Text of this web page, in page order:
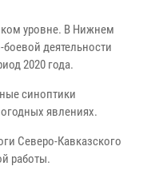
уровне. В Нижнем
деятельности
2020 года.
синоптики
явлениях.
Северо-Кавказского
работы.